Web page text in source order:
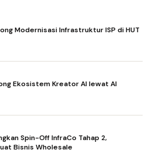
Modernisasi Infrastruktur ISP di HUT
Ekosistem Kreator AI lewat AI
Spin-Off InfraCo Tahap 2,
Bisnis Wholesale